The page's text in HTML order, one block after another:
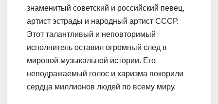
знаменитый советский и российский певец,
артист эстрады и народный артист СССР.
Этот талантливый и неповторимый
исполнитель оставил огромный след в
мировой музыкальной истории. Его
неподражаемый голос и харизма покорили
сердца миллионов людей по всему миру.